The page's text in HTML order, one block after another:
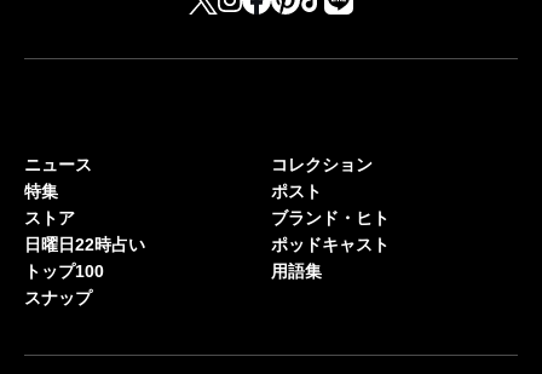
ニュース
特集
ストア
日曜日22時占い
トップ100
スナップ
コレクション
ポスト
ブランド・ヒト
ポッドキャスト
用語集